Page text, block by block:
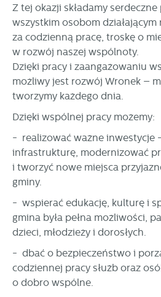
Z tej okazji składamy
wszystkim osobom działającym
za codzienną pracę, troskę o
w rozwój naszej wspólnoty.
Dzięki pracy i zaangażowaniu
możliwy jest rozwój Wronek –
tworzymy każdego dnia.
Dzięki wspólnej pracy możemy:
- realizować ważne inwestycje
infrastrukturę, modernizować
i tworzyć nowe miejsca
gminy.
- wspierać edukację, kulturę i
gmina była pełna możliwości,
dzieci, młodzieży i dorosłych.
- dbać o bezpieczeństwo i
codziennej pracy służb oraz
o dobro wspólne.
formie zanonimizowanej. Wyrażenie
pliki cookies gwarantuje
funkcjonalności.
najciekawsze informacje i
partnerów.
Promocyjne pliki cookies służą do
komunikatów na podstawie analizy
Twoich zwyczajów dotyczących
internetowej. Treści promocyjne
stronach podmiotów trzecich lub
partnerami oraz innych dostawców
postaci wiadomości, ofert,
społecznościowych.
Więcej